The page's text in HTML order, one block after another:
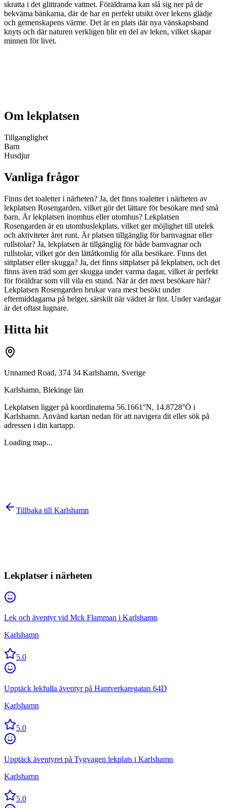
skratta i det glittrande vattnet. Föräldrarna kan slå sig ner på de
bekväma bänkarna, där de har en perfekt utsikt över lekens glädje
och gemenskapens värme. Det är en plats där nya vänskapsband
knyts och där naturen verkligen blir en del av leken, vilket skapar
minnen för livet.
Om lekplatsen
Tillganglighet
Barn
Husdjur
Vanliga frågor
Finns det toaletter i närheten? Ja, det finns toaletter i närheten av
lekplatsen Rosengarden, vilket gör det lättare för besökare med små
barn. Är lekplatsen inomhus eller utomhus? Lekplatsen
Rosengarden är en utomhuslekplats, vilket ger möjlighet till utelek
och aktiviteter året runt. Är platsen tillgänglig för barnvagnar eller
rullstolar? Ja, lekplatsen är tillgänglig för både barnvagnar och
rullstolar, vilket gör den lättåtkomlig för alla besökare. Finns det
sittplatser eller skugga? Ja, det finns sittplatser på lekplatsen, och det
finns även träd som ger skugga under varma dagar, vilket är perfekt
för föräldrar som vill vila en stund. När är det mest besökare här?
Lekplatsen Rosengarden brukar vara mest besökt under
eftermiddagarna på helger, särskilt när vädret är fint. Under vardagar
är det oftast lugnare.
Hitta hit
Unnamed Road, 374 34 Karlshamn, Sverige
Karlshamn, Blekinge län
Lekplatsen ligger på koordinaterna 56.1661°N, 14.8728°Ö i
Karlshamn. Använd kartan nedan för att navigera dit eller sök på
adressen i din kartapp.
Loading map...
Tillbaka till Karlshamn
Lekplatser i närheten
Lek och äventyr vid Mck Flamman i Karlshamn
Karlshamn
5.0
Upptäck lekfulla äventyr på Hantverkaregatan 64D
Karlshamn
5.0
Upptäck äventyret på Tygvagen lekplats i Karlshamn
Karlshamn
5.0